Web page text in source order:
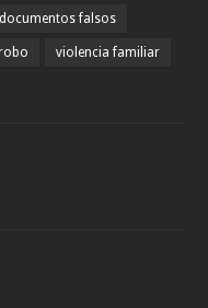
documentos falsos
violencia familiar